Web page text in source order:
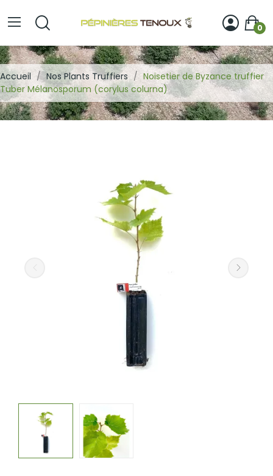
0
Accueil Nos Plants Truffiers
Noisetier de Byzance truffier
Tuber Mélanosporum (corylus colurna)